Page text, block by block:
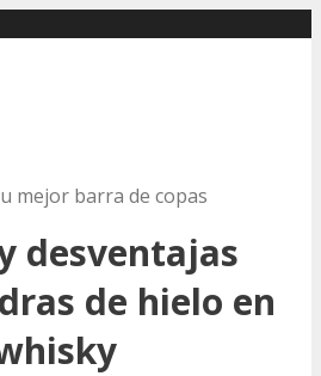
mejor barra de copas
desventajas
de hielo en